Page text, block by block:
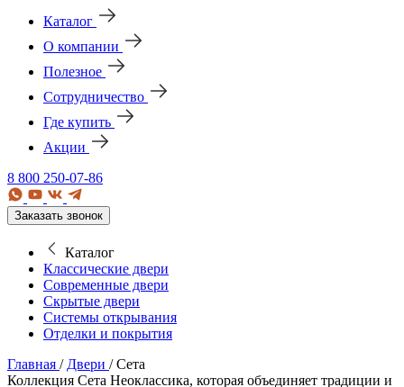
Каталог
О компании
Полезное
Сотрудничество
Где купить
Акции
8 800 250-07-86
Заказать звонок
Каталог
Классические двери
Современные двери
Скрытые двери
Системы открывания
Отделки и покрытия
Главная / Двери / Сета
Коллекция Сета Неоклассика, которая объединяет традиции и